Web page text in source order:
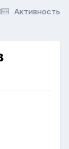
Активность